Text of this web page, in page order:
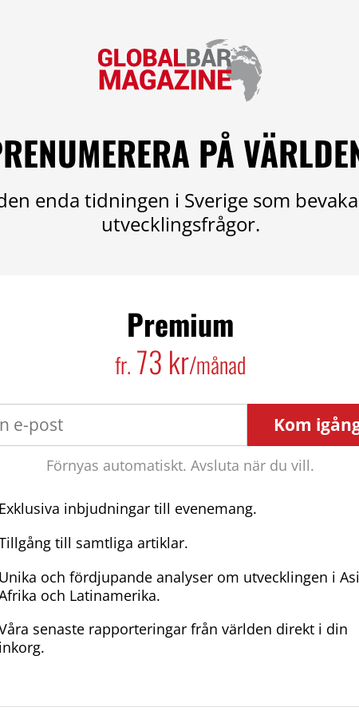
PÅ
enda tidningen i Sverige som
utvecklingsfrågor.
Premium
fr. 73 kr/månad
Kom
Förnyas automatiskt. Avsluta när du vill.
Exklusiva inbjudningar till evenemang.
till samtliga artiklar.
Unika och fördjupande analyser om utvecklingen i
och Latinamerika.
senaste rapporteringar från världen direkt i din
inkorg.